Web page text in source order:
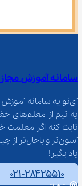
سامانه آموزش مجازی
آی‌نو یه سامانه
یه تیم
ثابت کنه اگر معلمت
یاد بگیر!
۰۲۱-۲۸۴۲۵۵۱۰